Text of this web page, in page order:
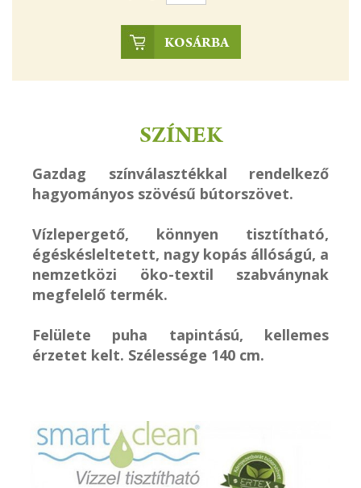
KOSÁRBA
SZÍNEK
Gazdag színválasztékkal rendelkező
hagyományos szövésű bútorszövet.
Vízlepergető, könnyen tisztítható,
égéskésleltetett, nagy kopás állóságú, a
nemzetközi öko-textil szabványnak
megfelelő termék.
Felülete puha tapintású, kellemes
érzetet kelt. Szélessége 140 cm.